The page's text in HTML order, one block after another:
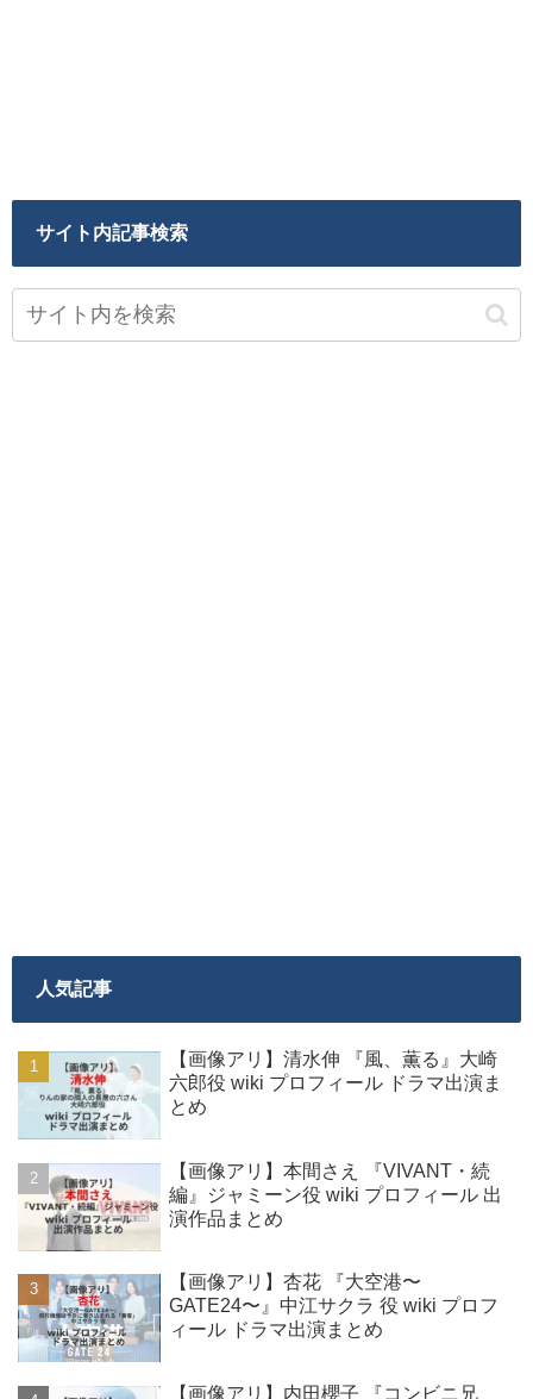
サイト内記事検索
人気記事
【画像アリ】清水伸 『風、薫る』大崎
六郎役 wiki プロフィール ドラマ出演ま
とめ
【画像アリ】本間さえ 『VIVANT・続
編』ジャミーン役 wiki プロフィール 出
演作品まとめ
【画像アリ】杏花 『大空港〜
GATE24〜』中江サクラ 役 wiki プロフ
ィール ドラマ出演まとめ
【画像アリ】内田櫻子 『コンビニ兄